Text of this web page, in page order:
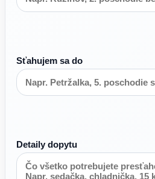
Sťahujem sa do
Detaily dopytu